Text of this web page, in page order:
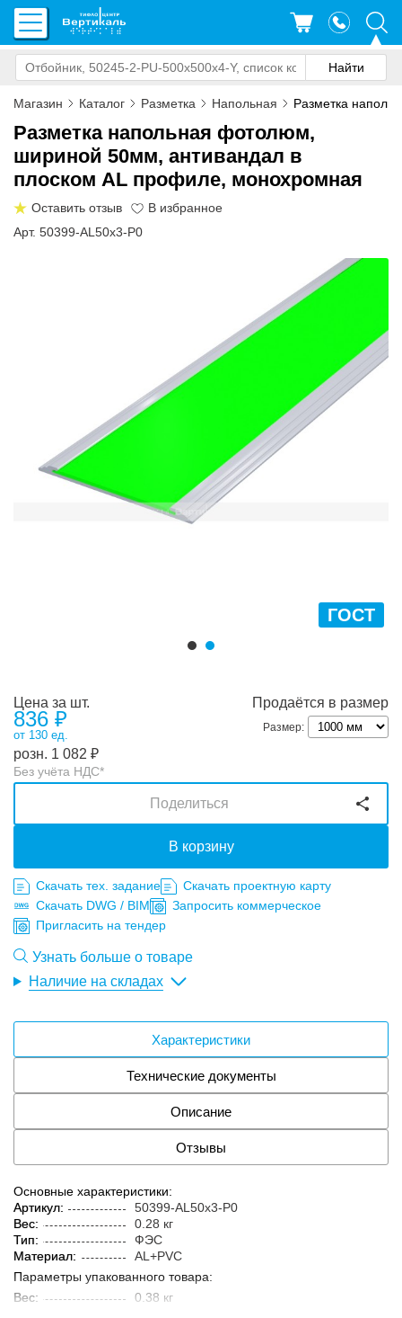
Магазин Каталог Разметка Напольная Разметка
Разметка напольная фотолюм,
шириной 50мм, антивандал в
плоском AL профиле, монохромная
Оставить отзыв
Арт. 50399-AL50x3-P0
ГОСТ
Продаётся в размер
Размер:
Цена за шт.
836 ₽
от 130 ед.
розн. 1 082 ₽
Без учёта НДС*
В корзину
Поделиться
Скачать тех. задание
Скачать проектную карту
Скачать DWG / BIM
Запросить коммерческое
Пригласить на тендер
Узнать больше о товаре
Наличие на складах
Характеристики
Технические документы
Описание
Отзывы
Основные характеристики:
Артикул:
50399-AL50x3-P0
Вес:
0.28 кг
Тип:
ФЭС
Материал:
AL+PVC
Параметры упакованного товара:
Вес:
0.38 кг